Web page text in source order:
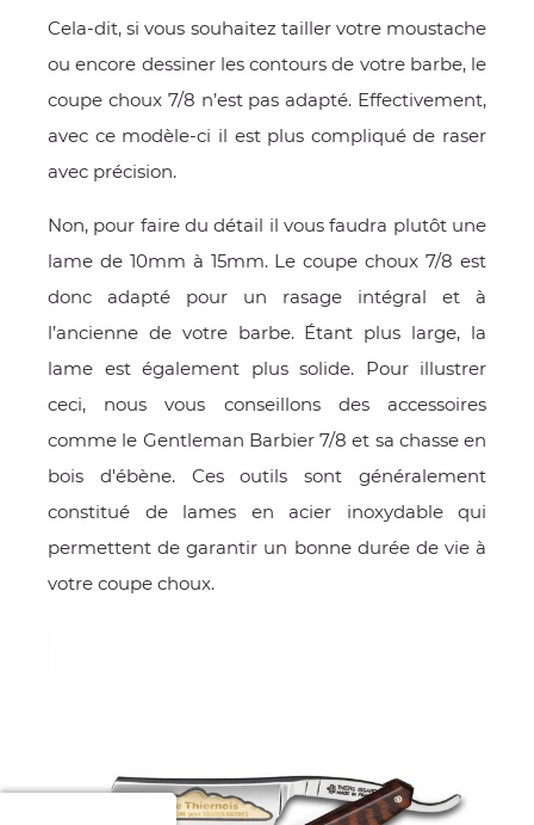
Cela-dit, si vous souhaitez tailler votre moustache
ou encore dessiner les contours de votre barbe, le
coupe choux 7/8 n’est pas adapté. Effectivement,
avec ce modèle-ci il est plus compliqué de raser
avec précision.
Non, pour faire du détail il vous faudra plutôt une
lame de 10mm à 15mm. Le coupe choux 7/8 est
donc adapté pour un rasage intégral et à
l’ancienne de votre barbe. Étant plus large, la
lame est également plus solide. Pour illustrer
ceci, nous vous conseillons des accessoires
comme le Gentleman Barbier 7/8 et sa chasse en
bois d'ébène. Ces outils sont généralement
constitué de lames en acier inoxydable qui
permettent de garantir un bonne durée de vie à
votre coupe choux.